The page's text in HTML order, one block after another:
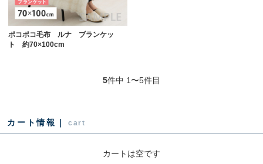
ポコポコ毛布 ルナ ブランケッ
ト 約70×100cm
5件中 1〜5件目
カート情報｜ cart
カートは空です